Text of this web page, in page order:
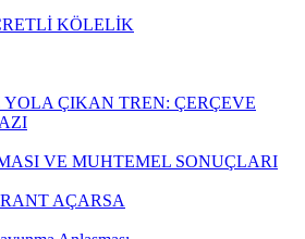
KÖLELİK
ÇIKAN TREN: ÇERÇEVE
VE MUHTEMEL SONUÇLARI
AÇARSA